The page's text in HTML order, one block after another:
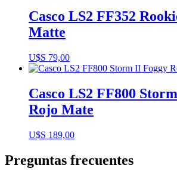
Casco LS2 FF352
Matte
U$S 79,00
Casco LS2 FF800
Rojo Mate
U$S 189,00
Preguntas frecuentes